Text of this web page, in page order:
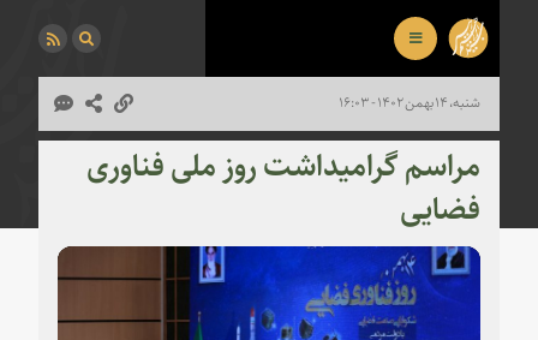
شنبه، ۱۴ بهمن ۱۴۰۲ - ۱۶:۰۳
مراسم گرامیداشت روز ملی فناوری
فضایی